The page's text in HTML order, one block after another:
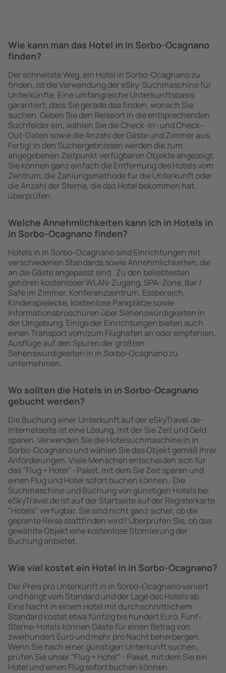
Wie kann man das Hotel in in Sorbo-Ocagnano
finden?
Der schnellste Weg, ein Hotel in Sorbo-Ocagnano zu
finden, ist die Verwendung der eSky-Suchmaschine für
Unterkünfte. Eine umfangreiche Unterkunftsbasis
garantiert, dass Sie gerade das finden, wonach Sie
suchen. Geben Sie den Reiseort in die entsprechenden
Suchfelder ein, wählen Sie die Check-In- und Check-
Out-Daten sowie die Anzahl der Gäste und Zimmer aus.
Fertig! In den Suchergebnissen werden die zum
angegebenen Zeitpunkt verfügbaren Objekte angezeigt.
Sie können ganz einfach die Entfernung des Hotels vom
Zentrum, die Zahlungsmethode für die Unterkunft oder
die Anzahl der Sterne, die das Hotel bekommen hat,
überprüfen.
Welche Annehmlichkeiten kann ich in Hotels in
in Sorbo-Ocagnano finden?
Hotels in in Sorbo-Ocagnano sind Einrichtungen mit
verschiedenen Standards sowie Annehmlichkeiten, die
an die Gäste angepasst sind . Zu den beliebtesten
gehören kostenloser WLAN-Zugang, SPA-Zone, Bar /
Safe im Zimmer, Konferenzzentrum, Essbereich,
Kinderspielecke, kostenlose Parkplätze sowie
Informationsbroschüren über Sehenswürdigkeiten in
der Umgebung. Einige der Einrichtungen bieten auch
einen Transport vom/zum Flughafen an oder empfehlen,
Ausflüge auf den Spuren der größten
Sehenswürdigkeiten in in Sorbo-Ocagnano zu
unternehmen.
Wo sollten die Hotels in in Sorbo-Ocagnano
gebucht werden?
Die Buchung einer Unterkunft auf der eSkyTravel.de-
Internetseite ist eine Lösung, mit der Sie Zeit und Geld
sparen. Verwenden Sie die Hotelsuchmaschine in in
Sorbo-Ocagnano und wählen Sie das Objekt gemäß Ihrer
Anforderungen. Viele Menschen entscheiden sich für
das "Flug + Hotel" -Paket, mit dem Sie Zeit sparen und
einen Flug und Hotel sofort buchen können.. Die
Suchmaschine und Buchung von günstigen Hotels bei
eSkyTravel.de ist auf der Startseite auf der Registerkarte
"Hotels" verfügbar. Sie sind nicht ganz sicher, ob die
geplante Reise stattfinden wird? Überprüfen Sie, ob das
gewählte Objekt eine kostenlose Stornierung der
Buchung anbietet.
Wie viel kostet ein Hotel in in Sorbo-Ocagnano?
Der Preis pro Unterkunft in in Sorbo-Ocagnano variiert
und hängt vom Standard und der Lage des Hotels ab.
Eine Nacht in einem Hotel mit durchschnittlichem
Standard kostet etwa fünfzig bis hundert Euro. Fünf-
Sterne-Hotels können Gäste für einen Betrag von
zweihundert Euro und mehr pro Nacht beherbergen.
Wenn Sie nach einer günstigen Unterkunft suchen,
prüfen Sie unser "Flug + Hotel" - Paket, mit dem Sie ein
Hotel und einen Flug sofort buchen können.